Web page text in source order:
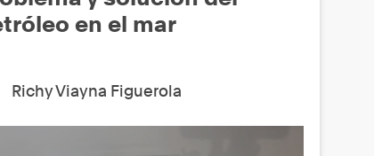
en el mar
Richy Viayna Figuerola